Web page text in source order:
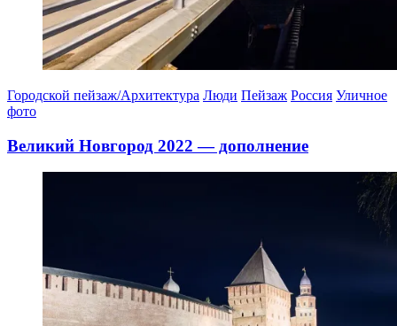
Городской пейзаж/Архитектура Люди Пейзаж Россия Уличное
фото
Великий Новгород 2022 — дополнение